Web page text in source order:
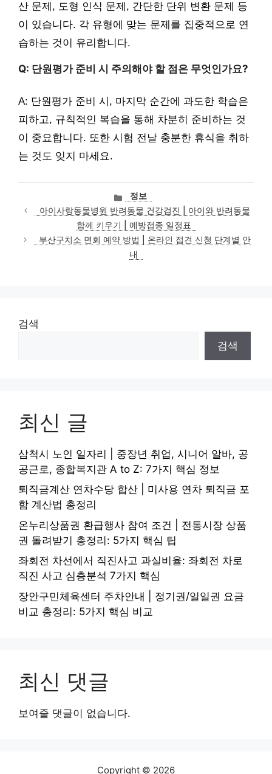
산 문제, 도형 인식 문제, 간단한 단위 변환 문제 등
이 있습니다. 각 유형에 맞는 문제를 집중적으로 연
습하는 것이 유리합니다.
Q: 단원평가 준비 시 주의해야 할 점은 무엇인가요?
A: 단원평가 준비 시, 마지막 순간에 과도한 학습은
피하고, 규칙적인 복습을 통해 차분히 준비하는 것
이 중요합니다. 또한 시험 전날 충분한 휴식을 취하
는 것도 잊지 마세요.
카
테
고
리
정보
아이사랑동물병원 반려동물 건강검진 | 아이와 반려동물
함께 키우기 | 예방접종 일정표
부산구치소 면회 예약 방법 | 온라인 접견 신청 단계별 안
내
검색
검색
최신 글
삼척시 노인 일자리 | 중장년 취업, 시니어 알바, 공
공근로, 종합복지관 A to Z: 7가지 핵심 정보
퇴직금계산 연차수당 합산 | 미사용 연차 퇴직금 포
함 계산법 총정리
온누리상품권 환급행사 참여 조건 | 전통시장 상품
권 돌려받기 총정리: 5가지 핵심 팁
좌회전 차선에서 직진사고 과실비율: 좌회전 차로
직진 사고 심층분석 7가지 핵심
장안구민체육센터 주차안내 | 정기권/일일권 요금
비교 총정리: 5가지 핵심 비교
최신 댓글
보여줄 댓글이 없습니다.
Copyright © 2026